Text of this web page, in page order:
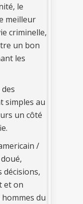
le
meilleur
criminelle,
un bon
les
simples au
un côté
/
décisions,
et on
du